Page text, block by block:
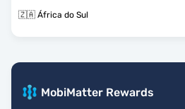
🇿🇦 África do Sul
MobiMatter Rewards